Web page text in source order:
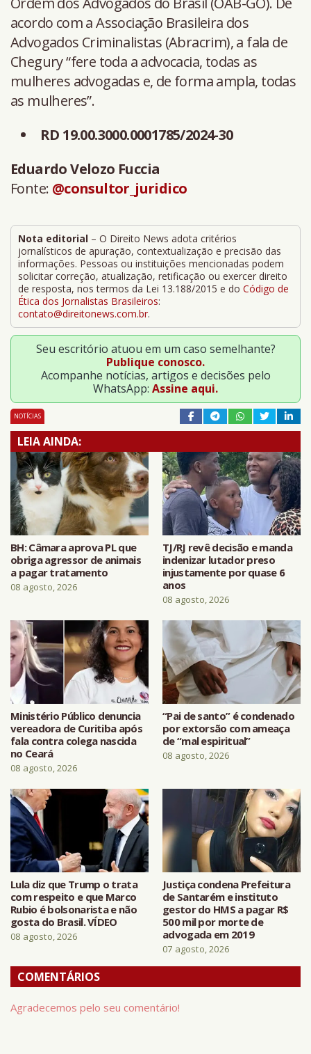
acordo com a Associação Brasileira dos
Advogados Criminalistas (Abracrim), a fala de
Chegury “fere toda a advocacia, todas as
mulheres advogadas e, de forma ampla, todas
as mulheres”.
RD 19.00.3000.0001785/2024-30
Eduardo Velozo Fuccia
Fonte: @consultor_juridico
Nota editorial – O Direito News adota critérios
jornalísticos de apuração, contextualização e precisão das
informações. Pessoas ou instituições mencionadas podem
solicitar correção, atualização, retificação ou exercer direito
de resposta, nos termos da Lei 13.188/2015 e do Código de
Ética dos Jornalistas Brasileiros:
contato@direitonews.com.br.
Seu escritório atuou em um caso semelhante?
Publique conosco.
Acompanhe notícias, artigos e decisões pelo
WhatsApp: Assine aqui.
NOTÍCIAS
LEIA AINDA:
BH: Câmara aprova PL que
obriga agressor de animais
a pagar tratamento
08 agosto, 2026
TJ/RJ revê decisão e manda
indenizar lutador preso
injustamente por quase 6
anos
08 agosto, 2026
Ministério Público denuncia
vereadora de Curitiba após
fala contra colega nascida
no Ceará
08 agosto, 2026
“Pai de santo” é condenado
por extorsão com ameaça
de “mal espiritual”
08 agosto, 2026
Lula diz que Trump o trata
com respeito e que Marco
Rubio é bolsonarista e não
gosta do Brasil. VÍDEO
08 agosto, 2026
Justiça condena Prefeitura
de Santarém e instituto
gestor do HMS a pagar R$
500 mil por morte de
advogada em 2019
07 agosto, 2026
COMENTÁRIOS
Agradecemos pelo seu comentário!